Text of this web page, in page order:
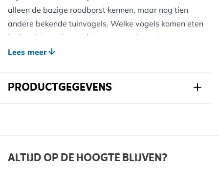
alleen de bazige roodborst kennen, maar nog tien
andere bekende tuinvogels. Welke vogels komen eten
in de winter, wie maakt er een nestje, wat eten ze en
wat kun je voor de vogels doen?
iedere pagina kom je nog meer te weten over de
vogels en speel je zelfs de geluiden af! Geschikt voor
Dit is mijn tuin! is tot stand gekomen in samenwerking
samen met ouders, grootouders en docenten de
Lees meer
PRODUCTGEGEVENS
Breedte 207 mm
Hoogte 207 mm
ALTIJD OP DE HOOGTE BLIJVEN?